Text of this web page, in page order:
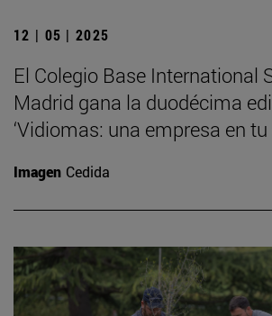
12 | 05 | 2025
El Colegio Base International
Madrid gana la duodécima
‘Vidiomas: una empresa en tu
Imagen Cedida